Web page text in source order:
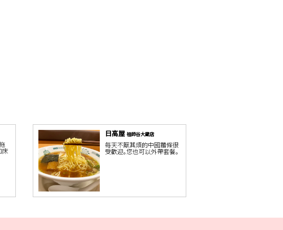
床
日高屋祖師谷大蔵店
每天不厭其煩的中國麵條很
受歡迎。您也可以外帶套餐。